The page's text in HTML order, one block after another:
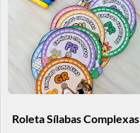
Roleta Sílabas Complexas